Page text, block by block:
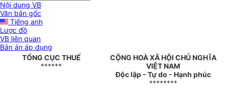
Nội dung VB
Văn bản gốc
Tiếng anh
Lược đồ
VB liên quan
Bản án áp dụng
TỔNG CỤC THUẾ
******
CỘNG HOÀ XÃ HỘI CHỦ NGHĨA
VIỆT NAM
Độc lập - Tự do - Hạnh phúc
********